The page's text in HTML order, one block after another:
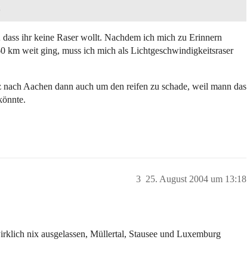
ihr keine Raser wollt. Nachdem ich mich zu Erinnern
km weit ging, muss ich mich als Lichtgeschwindigkeitsraser
Aachen dann auch um den reifen zu schade, weil mann das
25. August 2004 um 13:18
3
nix ausgelassen, Müllertal, Stausee und Luxemburg